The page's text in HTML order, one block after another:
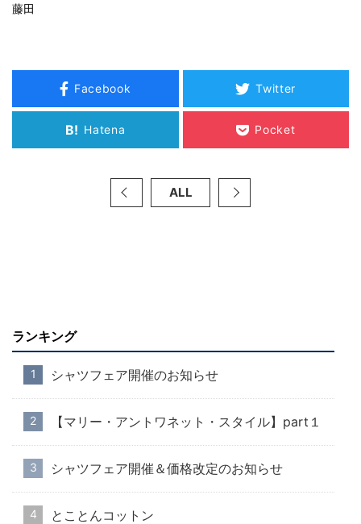
藤田
Facebook Twitter
B! Hatena Pocket
ALL
ランキング
シャツフェア開催のお知らせ
【マリー・アントワネット・スタイル】part１
シャツフェア開催＆価格改定のお知らせ
とことんコットン